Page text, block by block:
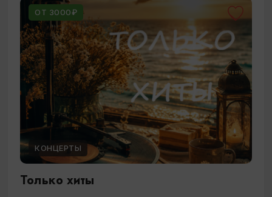
ОТ 3000₽
КОНЦЕРТЫ
Только хиты